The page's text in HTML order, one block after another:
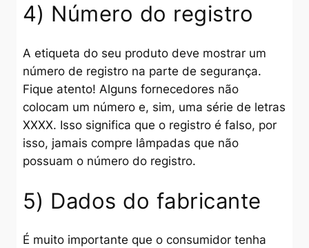
4) Número do registro
A etiqueta do seu produto deve mostrar um
número de registro na parte de segurança.
Fique atento! Alguns fornecedores não
colocam um número e, sim, uma série de letras
XXXX. Isso significa que o registro é falso, por
isso, jamais compre lâmpadas que não
possuam o número do registro.
5) Dados do fabricante
É muito importante que o consumidor tenha